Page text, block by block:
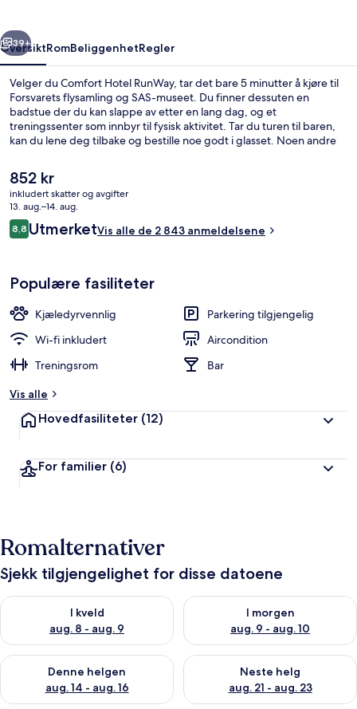
Neste
39+
OversiktRomBeliggenhetRegler
Velger du Comfort Hotel RunWay, tar det bare 5 minutter å kjøre til
Forsvarets flysamling og SAS-museet. Du finner dessuten en
badstue der du kan slappe av etter en lang dag, og et
treningssenter som innbyr til fysisk aktivitet. Tar du turen til baren,
kan du lene deg tilbake og bestille noe godt i glasset. Noen andre
hage. Mange skryter av den vennlige betjeningen og frokosten.
Den
nåværende
prisen
er
852 kr
852 kr
inkludert skatter og avgifter
13. aug.–14. aug.
Anmeldelser
8,88,8 av 10 –
UtmerketVis alle de 2 843 anmeldelsene
Populære fasiliteter
Kjæledyrvennlig
Parkering tilgjengelig
Wi-fi inkludert
Aircondition
Treningsrom
Bar
Vis alle
Hovedfasiliteter (12)
For familier (6)
Romalternativer
Sjekk tilgjengelighet for disse datoene
I kveld
aug. 8 - aug. 9
Sjekk tilgjengelighet for i kveld, aug. 8 - aug. 9
I morgen
aug. 9 - aug. 10
Sjekk tilgjengelighet for i
Denne helgen
aug. 14 - aug. 16
Sjekk tilgjengelighet for denne helgen, aug. 14 - aug. 16
Neste helg
aug. 21 - aug. 23
Sjekk tilgjengelighet for